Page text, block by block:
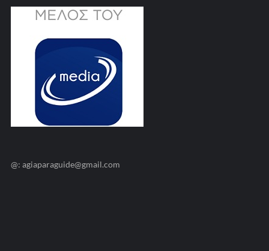
@: agiaparaguide@gmail.com